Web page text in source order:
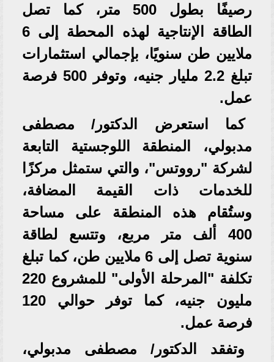
رصيفًا بطول 500 متر، كما تصل
الطاقة الإنتاجية لهذه المحطة إلى 6
ملايين طن سنويًا، بإجمالي استثمارات
تبلغ 2.2 مليار جنيه، وتوفر 500 فرصة
عمل.
كما استعرض الدكتور/ مصطفى
مدبولي، المنطقة اللوجستية التابعة
لشركة "رووتس"، والتي ستمثل مركزًا
للخدمات ذات القيمة المضافة،
وستُقام هذه المنطقة على مساحة
400 ألف متر مربع، وتتسع لطاقة
سنوية تصل إلى 6 ملايين طن، كما تبلغ
تكلفة "المرحلة الأولى" للمشروع 220
مليون جنيه، كما توفر حوالي 120
فرصة عمل.
وتفقد الدكتور/ مصطفى مدبولي،